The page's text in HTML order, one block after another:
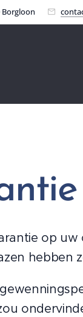
Borgloon
op
hebben